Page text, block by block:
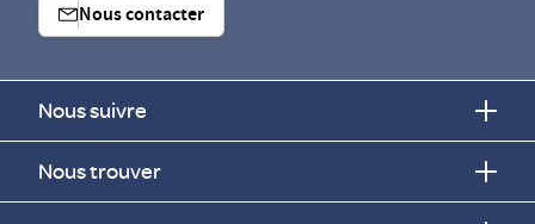
Nous contacter
Nous suivre
Nous trouver